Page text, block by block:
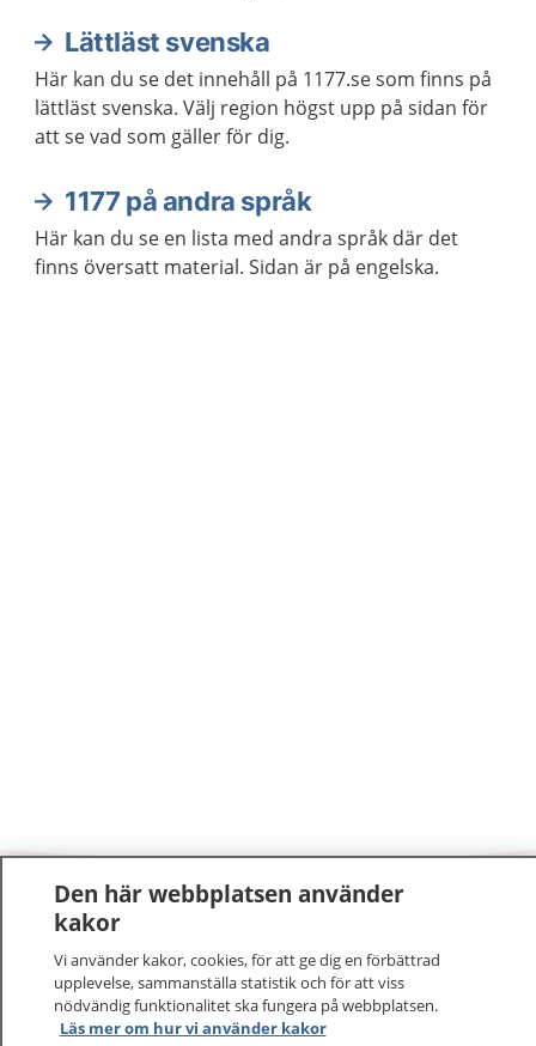
Lättläst svenska
Här kan du se det innehåll på 1177.se som finns på
lättläst svenska. Välj region högst upp på sidan för
att se vad som gäller för dig.
1177 på andra språk
Här kan du se en lista med andra språk där det
finns översatt material. Sidan är på engelska.
1177–tryggt om din hälsa och vård
På 1177.se får du råd om hälsa och information om
sjukdomar och vilka mottagningar du kan kontakta.
Logga in för att läsa din journal och göra dina
Den här webbplatsen använder
kakor
Vi använder kakor, cookies, för att ge dig en förbättrad
upplevelse, sammanställa statistik och för att viss
nödvändig funktionalitet ska fungera på webbplatsen.
Läs mer om hur vi använder kakor